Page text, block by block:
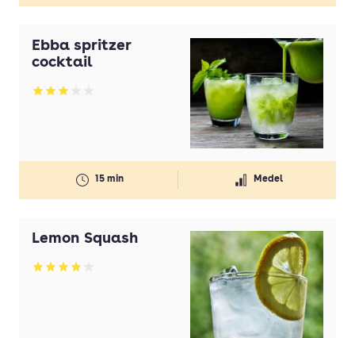
Ebba spritzer
cocktail
Betyg: 3 av 5
15 min Medel
Lemon Squash
Betyg: 3.89 av 5